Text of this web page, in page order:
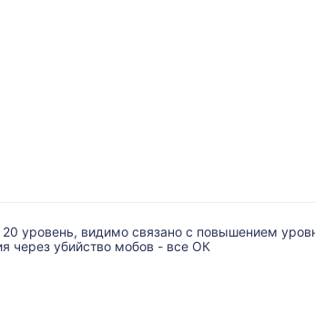
уровень, видимо связано с повышением
через убийство мобов - все ОК